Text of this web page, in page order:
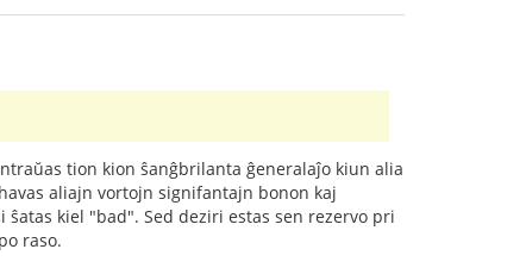
tion kion ŝanĝbrilanta ĝeneralaĵo kiun alia
aliajn vortojn signifantajn bonon kaj
kiel "bad". Sed deziri estas sen rezervo pri
raso.